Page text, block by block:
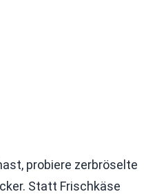
probiere zerbröselte
Statt Frischkäse